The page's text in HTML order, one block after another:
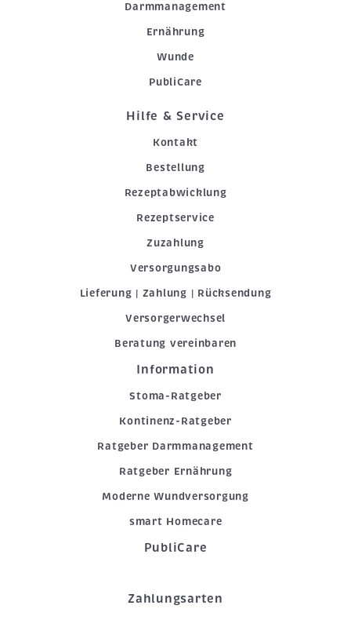
Darmmanagement
Ernährung
Wunde
PubliCare
Hilfe & Service
Kontakt
Bestellung
Rezeptabwicklung
Rezeptservice
Zuzahlung
Versorgungsabo
Lieferung | Zahlung | Rücksendung
Versorgerwechsel
Beratung vereinbaren
Information
Stoma-Ratgeber
Kontinenz-Ratgeber
Ratgeber Darmmanagement
Ratgeber Ernährung
Moderne Wundversorgung
smart Homecare
PubliCare
Zahlungsarten